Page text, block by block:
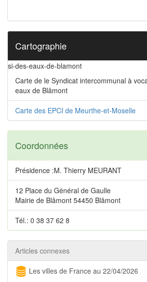
Cartographie
si-des-eaux-de-blamont
Carte de le Syndicat intercommunal à
eaux de Blâmont
Carte des EPCI de Meurthe-et-Moselle
Coordonnées
Présidence :M. Thierry MEURANT
12 Place du Général de Gaulle
Mairie de Blâmont 54450 Blâmont
Tél.: 0 38 37 62 8
Articles connexes
Les villes de France au 22/04/2026